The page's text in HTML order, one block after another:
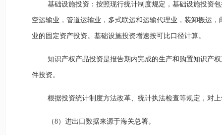
基础设施投资：按照现行统计制度规定，基础设施投资
空运输业，管道运输业，多式联运和运输代理业，装卸搬运
业的固定资产投资。基础设施投资增速按可比口径计算。
知识产权产品投资是报告期内完成的生产和购置知识产
件投资。
根据投资统计制度方法改革、统计执法检查等规定，对
（8）进出口数据来源于海关总署。